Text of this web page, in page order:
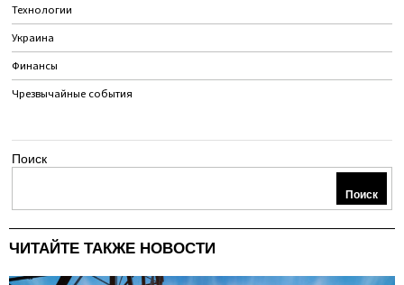
Технологии
Украина
Финансы
Чрезвычайные события
Поиск
Поиск
ЧИТАЙТЕ ТАКЖЕ НОВОСТИ